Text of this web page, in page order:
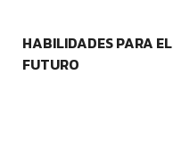
HABILIDADES PARA EL
FUTURO